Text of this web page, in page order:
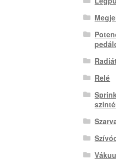
Relé